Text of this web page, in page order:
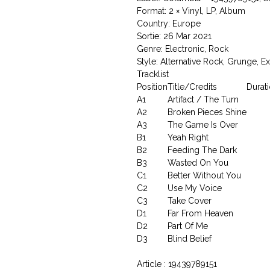
Format: 2 × Vinyl, LP, Album
Country: Europe
Sortie: 26 Mar 2021
Genre: Electronic, Rock
Style: Alternative Rock, Grunge,
Tracklist
PositionTitle/Credits
A1
Artifact / The Turn
A2
Broken Pieces Shine
A3
The Game Is Over
B1
Yeah Right
B2
Feeding The Dark
B3
Wasted On You
C1
Better Without You
C2
Use My Voice
C3
Take Cover
D1
Far From Heaven
D2
Part Of Me
D3
Blind Belief
Article : 19439789151